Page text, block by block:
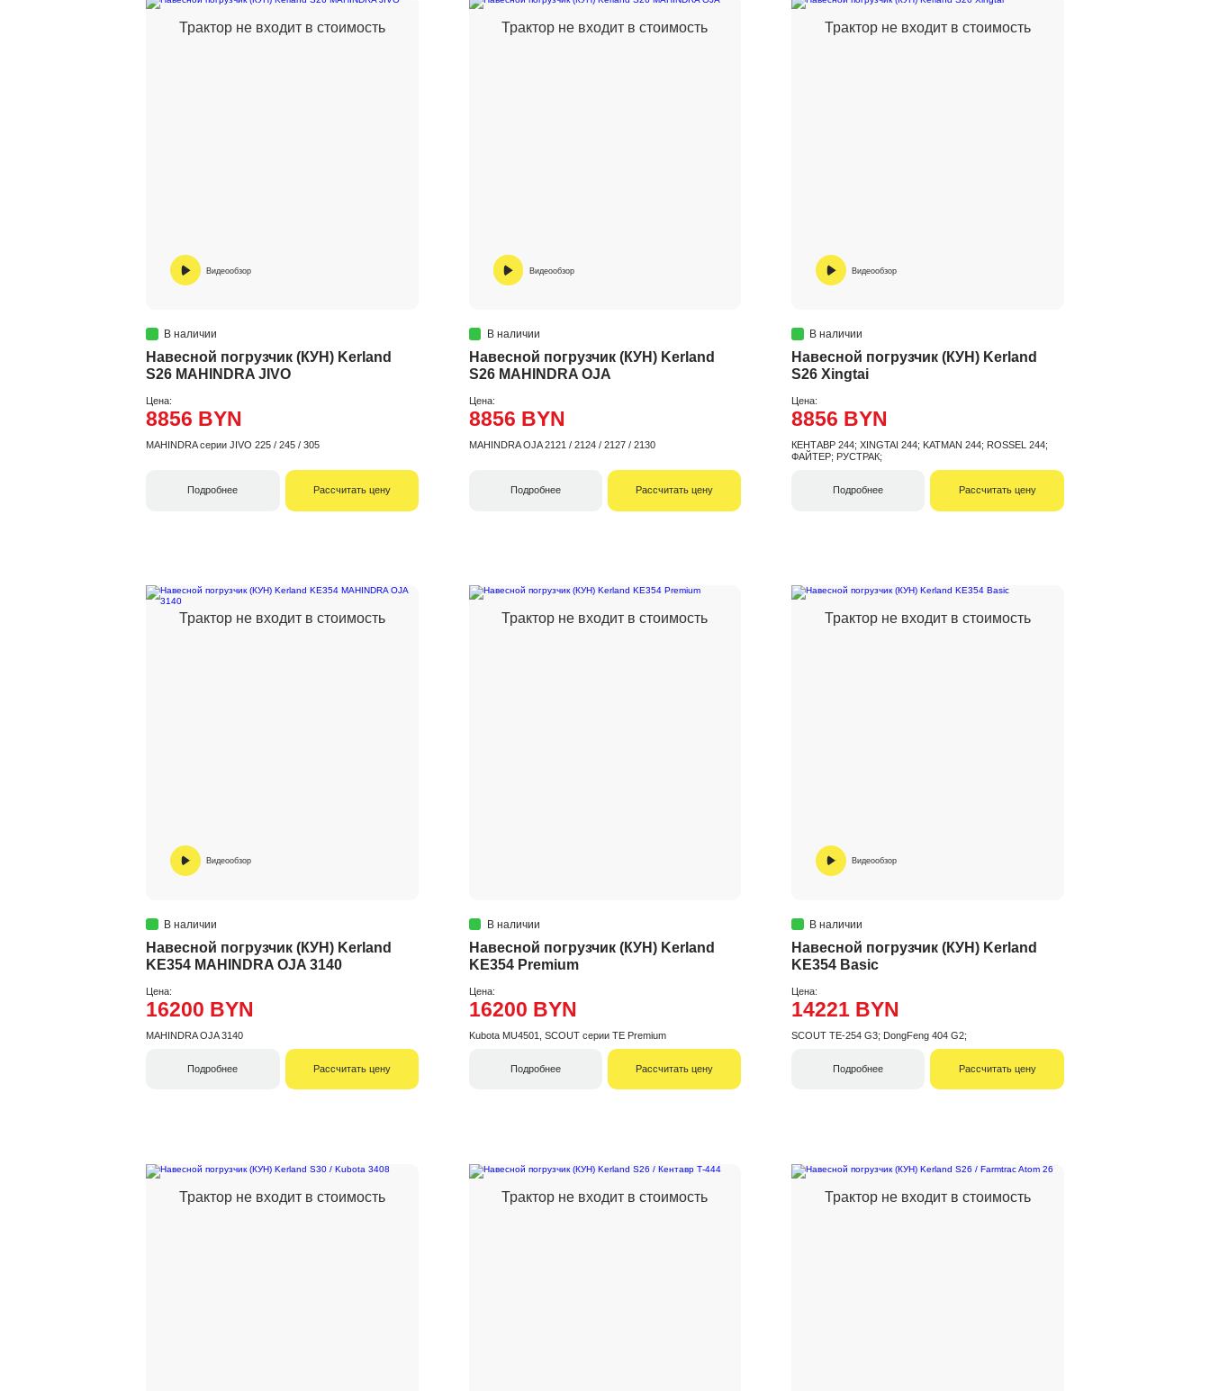
Трактор не входит в стоимость
Видеообзор
В наличии
Навесной погрузчик (КУН) Kerland
S26 MAHINDRA JIVO
Цена:
8856 BYN
MAHINDRA серии JIVO 225 / 245 / 305
Подробнее Рассчитать цену
Трактор не входит в стоимость
Видеообзор
В наличии
Навесной погрузчик (КУН) Kerland
S26 MAHINDRA OJA
Цена:
8856 BYN
MAHINDRA OJA 2121 / 2124 / 2127 / 2130
Подробнее Рассчитать цену
Трактор не входит в стоимость
Видеообзор
В наличии
Навесной погрузчик (КУН) Kerland
S26 Xingtai
Цена:
8856 BYN
КЕНТАВР 244; XINGTAI 244; KATMAN 244; ROSSEL 244;
ФАЙТЕР; РУСТРАК;
Подробнее Рассчитать цену
Трактор не входит в стоимость
Видеообзор
В наличии
Навесной погрузчик (КУН) Kerland
KE354 MAHINDRA OJA 3140
Цена:
16200 BYN
MAHINDRA OJA 3140
Подробнее Рассчитать цену
Трактор не входит в стоимость
В наличии
Навесной погрузчик (КУН) Kerland
KE354 Premium
Цена:
16200 BYN
Kubota MU4501, SCOUT серии ТE Premium
Подробнее Рассчитать цену
Трактор не входит в стоимость
Видеообзор
В наличии
Навесной погрузчик (КУН) Kerland
KE354 Basic
Цена:
14221 BYN
SCOUT TE-254 G3; DongFeng 404 G2;
Подробнее Рассчитать цену
Трактор не входит в стоимость Трактор не входит в стоимость Трактор не входит в стоимость